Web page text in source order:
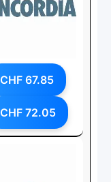
CHF 67.85
CHF 72.05